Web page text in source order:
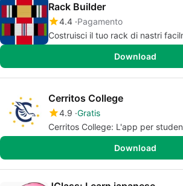
Rack Builder
4.4 Pagamento
Costruisci il tuo rack di nastri
Download
Cerritos College
4.9 Gratis
Cerritos College: L'app per
Download